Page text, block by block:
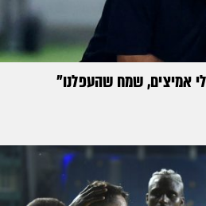
אמיצים, שמח שהעפלנו"